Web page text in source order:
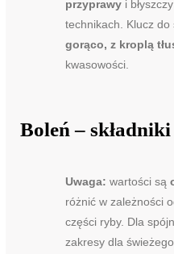
przyprawy i
technikach. Klucz do
gorąco, z kroplą
kwasowości.
Boleń –
Uwaga: wartości są
różnić w zależności
części ryby. Dla
zakresy dla